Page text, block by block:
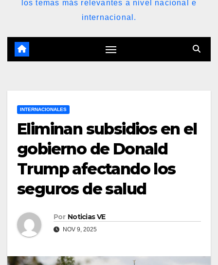
los temas más relevantes a nivel nacional e
internacional.
INTERNACIONALES
Eliminan subsidios en el
gobierno de Donald
Trump afectando los
seguros de salud
Por Noticias VE
NOV 9, 2025